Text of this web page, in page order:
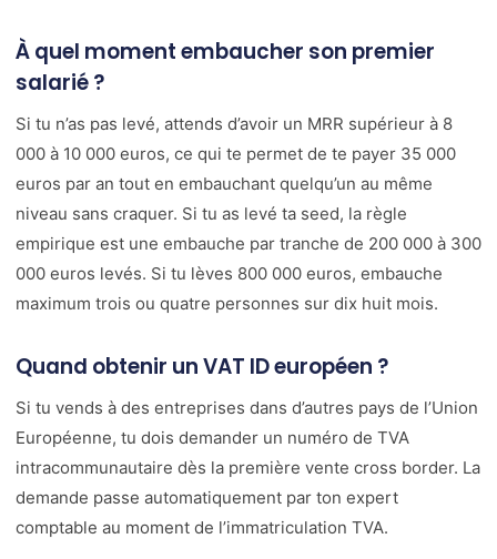
À quel moment embaucher son premier
salarié ?
Si tu n’as pas levé, attends d’avoir un MRR supérieur à 8
000 à 10 000 euros, ce qui te permet de te payer 35 000
euros par an tout en embauchant quelqu’un au même
niveau sans craquer. Si tu as levé ta seed, la règle
empirique est une embauche par tranche de 200 000 à 300
000 euros levés. Si tu lèves 800 000 euros, embauche
maximum trois ou quatre personnes sur dix huit mois.
Quand obtenir un VAT ID européen ?
Si tu vends à des entreprises dans d’autres pays de l’Union
Européenne, tu dois demander un numéro de TVA
intracommunautaire dès la première vente cross border. La
demande passe automatiquement par ton expert
comptable au moment de l’immatriculation TVA.